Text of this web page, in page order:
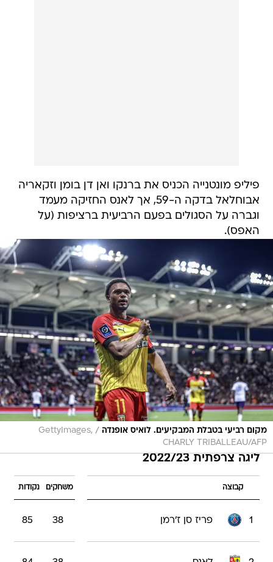
פיליפ מונטנייה הכניס את ברנקו ואן דן בומן וזקאריה
אבוחלאל בדקה ה-59, אך לאנס החזיקה מעמד
וגברה על הסגולים בפעם הרביעית ברציפות (על
האפס).
מקום רביעי בטבלת המבקיעים. לואיס אופנדה /
GettyImages,
CHARLY TRIBALLEAU/AFP
ליגה צרפתית 2022/23
קבוצה משחקים נקודות
1 פריז סן ז'רמן 38
85